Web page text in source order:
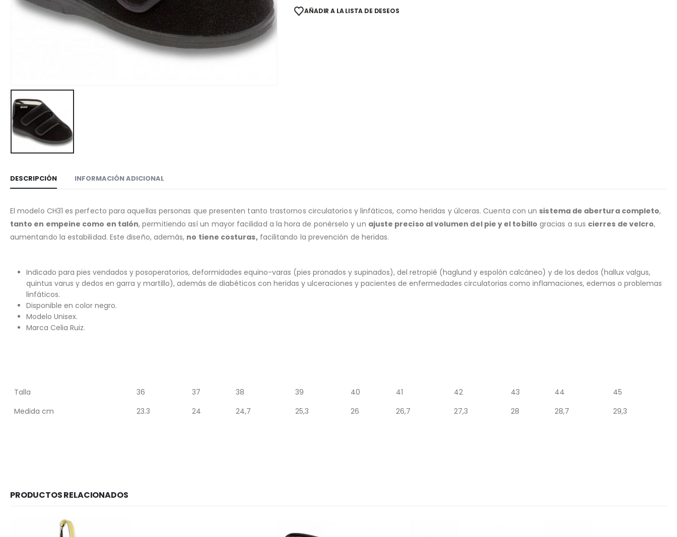
AÑADIR A LA LISTA DE DESEOS
DESCRIPCIÓN INFORMACIÓN ADICIONAL
El modelo CH31 es perfecto para aquellas personas que presenten tanto trastornos circulatorios y linfáticos, como heridas y úlceras. Cuenta con un sistema de abertura completo,
tanto en empeine como en talón, permitiendo así un mayor facilidad a la hora de ponérselo y un ajuste preciso al volumen del pie y el tobillo gracias a sus cierres de velcro,
aumentando la estabilidad. Este diseño, además, no tiene costuras,facilitando la prevención de heridas.
Indicado para pies vendados y posoperatorios, deformidades equino-varas (pies pronados y supinados), del retropié (haglund y espolón calcáneo) y de los dedos (hallux valgus,
quintus varus y dedos en garra y martillo), además de diabéticos con heridas y ulceraciones y pacientes de enfermedades circulatorias como inflamaciones, edemas o problemas
linfáticos.
Disponible en color negro.
Modelo Unisex.
Marca Celia Ruiz.
Talla 36 37 38 39 40 41 42 43 44
45
Medida cm
23.3 24 24,7 25,3 26 26,7 27,3 28 28,7 29,3
PRODUCTOS RELACIONADOS